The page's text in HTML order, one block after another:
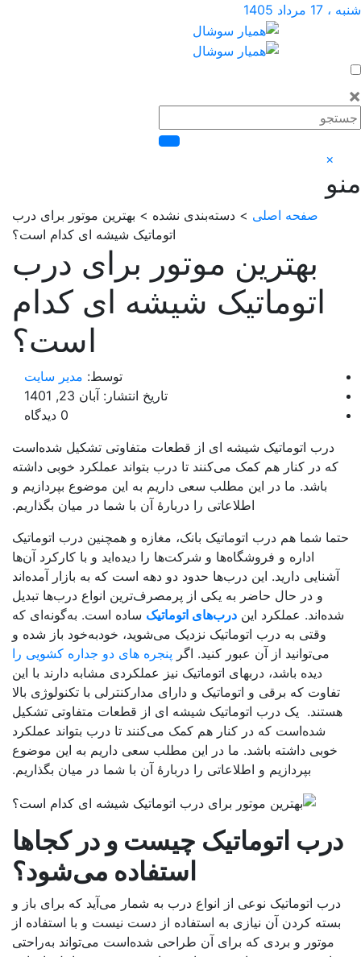
1405
صفحه اصلی> دسته‌بندی نشده > بهترین موتور برای درب
اتوماتیک شیشه ای کدام است؟
بهترین موتور برای درب
اتوماتیک شیشه ای کدام
است؟
توسط:مدیر سایت
تاریخ انتشار: آبان 23, 1401
درب‌ اتوماتیک شیشه ‌ای از قطعات متفاوتی تشکیل شده‌است
در کنار هم کمک می‌کنند تا درب بتواند عملکرد خوبی داشته
باشد. ما در این مطلب سعی داریم به این موضوع بپردازیم و
اطلاعاتی را دربارۀ آن با شما در میان بگذاریم.
شما هم درب اتوماتیک بانک، مغازه و همچنین درب اتوماتیک
اداره و فروشگاه‌ها و شرکت‌ها را دیده‌اید و با کارکرد آن‌ها
دارید. این درب‌ها حدود دو دهه است که به بازار آمده‌اند
و در حال حاضر به یکی از پرمصرف‌ترین انواع درب‌ها تبدیل
عملکرد این درب‌های اتوماتیکساده است. به‌گونه‌ای که
وقتی به درب اتوماتیک نزدیک می‌شوید، خود‌به‌خود باز شده و
می‌توانید از آن عبور کنید. اگر پنجره های دو جداره کشویی را
دیده باشد، دربهای اتوماتیک نیز عملکردی مشابه دارند با این
که برقی و اتوماتیک و دارای مدارکنترلی با تکنولوژی بالا
یک درب‌ اتوماتیک شیشه ‌ای از قطعات متفاوتی تشکیل
شده‌است که در کنار هم کمک می‌کنند تا درب بتواند عملکرد
خوبی داشته باشد. ما در این مطلب سعی داریم به این موضوع
بپردازیم و اطلاعاتی را دربارۀ آن با شما در میان بگذاریم.
اتوماتیکچیست و در کجاها
استفاده می‌شود؟
اتوماتیک نوعی از انواع درب به شمار می‌آید که برای باز و
کردن آن نیازی به استفاده از دست نیست و با استفاده از
موتور و بردی که برای آن طراحی شده‌است می‌تواند به‌راحتی